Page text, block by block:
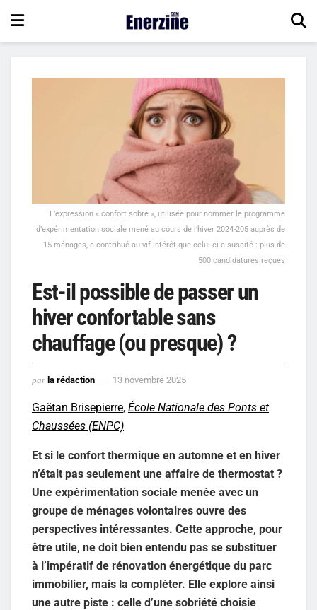
L’expression « confort sobre », utilisée pour nommer le programme
d’expérimentation sociale mené au cours de l’hiver 2024-205 auprès de
15 ménages, a contribué au vif intérêt que celui-ci a suscité : plus de
500 candidatures reçues
Est-il possible de passer un
hiver confortable sans
chauffage (ou presque) ?
par la rédaction 13 novembre 2025
Gaëtan Brisepierre, École Nationale des Ponts et
Chaussées (ENPC)
Et si le confort thermique en automne et en hiver
n’était pas seulement une affaire de thermostat ?
Une expérimentation sociale menée avec un
groupe de ménages volontaires ouvre des
perspectives intéressantes. Cette approche, pour
être utile, ne doit bien entendu pas se substituer
à l’impératif de rénovation énergétique du parc
immobilier, mais la compléter. Elle explore ainsi
une autre piste : celle d’une sobriété choisie